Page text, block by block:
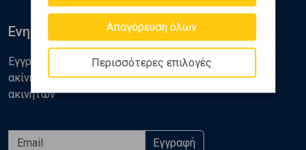
Απαγόρευση όλων
Περισσότερες επιλογές
Ενημερωθείτε
Εγγραφείτε στο newsletter της Golden Home για νέα
ακίνητα, αναλύσεις και διάφορα θέματα της αγοράς
ακινήτων
Εγγραφή